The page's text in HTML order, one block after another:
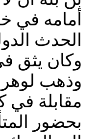
أمامه في
الحدث
وكان يثق
وذهب
مقابلة في
بحضور